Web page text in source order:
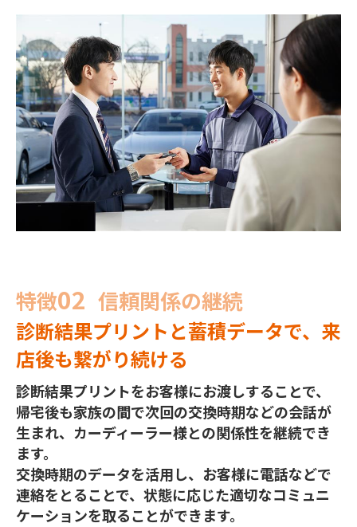
特徴02 信頼関係の継続
診断結果プリントと蓄積データで、来
店後も繋がり続ける
診断結果プリントをお客様にお渡しすることで、
帰宅後も家族の間で次回の交換時期などの会話が
生まれ、カーディーラー様との関係性を継続でき
ます。
交換時期のデータを活用し、お客様に電話などで
連絡をとることで、状態に応じた適切なコミュニ
ケーションを取ることができます。